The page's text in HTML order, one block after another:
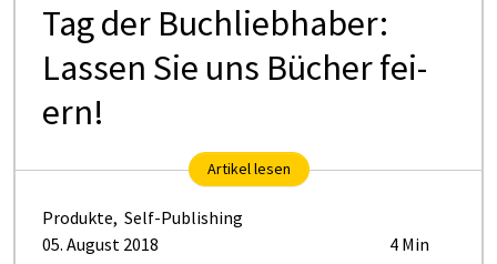
Tag der Buch­lieb­ha­ber:
Las­sen Sie uns Bü­cher fei­
ern!
Artikel lesen
Produkte, Self-Publishing
05. August 2018
4 Min